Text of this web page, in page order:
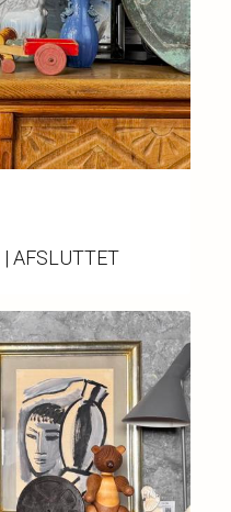
| AFSLUTTET